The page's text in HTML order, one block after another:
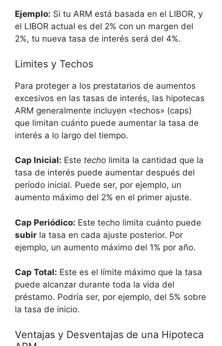
Ejemplo: Si tu ARM está basada en el LIBOR, y
el LIBOR actual es del 2% con un margen del
2%, tu nueva tasa de interés será del 4%.
Limites y Techos
Para proteger a los prestatarios de aumentos
excesivos en las tasas de interés, las hipotecas
ARM generalmente incluyen «techos» (caps)
que limitan cuánto puede aumentar la tasa de
interés a lo largo del tiempo.
Cap Inicial: Este techo limita la cantidad que la
tasa de interés puede aumentar después del
período inicial. Puede ser, por ejemplo, un
aumento máximo del 2% en el primer ajuste.
Cap Periódico: Este techo limita cuánto puede
subir la tasa en cada ajuste posterior. Por
ejemplo, un aumento máximo del 1% por año.
Cap Total: Este es el límite máximo que la tasa
puede alcanzar durante toda la vida del
préstamo. Podría ser, por ejemplo, del 5% sobre
la tasa de inicio.
Ventajas y Desventajas de una Hipoteca